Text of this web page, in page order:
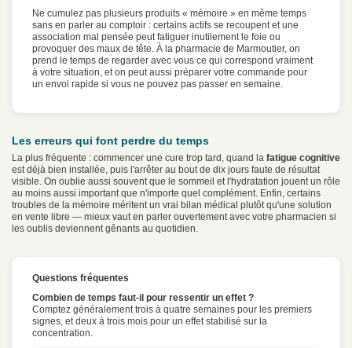
Ne cumulez pas plusieurs produits « mémoire » en même temps
sans en parler au comptoir : certains actifs se recoupent et une
association mal pensée peut fatiguer inutilement le foie ou
provoquer des maux de tête. À la pharmacie de Marmoutier, on
prend le temps de regarder avec vous ce qui correspond vraiment
à votre situation, et on peut aussi préparer votre commande pour
un envoi rapide si vous ne pouvez pas passer en semaine.
Les erreurs qui font perdre du temps
La plus fréquente : commencer une cure trop tard, quand la fatigue cognitive
est déjà bien installée, puis l'arrêter au bout de dix jours faute de résultat
visible. On oublie aussi souvent que le sommeil et l'hydratation jouent un rôle
au moins aussi important que n'importe quel complément. Enfin, certains
troubles de la mémoire méritent un vrai bilan médical plutôt qu'une solution
en vente libre — mieux vaut en parler ouvertement avec votre pharmacien si
les oublis deviennent gênants au quotidien.
Questions fréquentes
Combien de temps faut-il pour ressentir un effet ?
Comptez généralement trois à quatre semaines pour les premiers
signes, et deux à trois mois pour un effet stabilisé sur la
concentration.